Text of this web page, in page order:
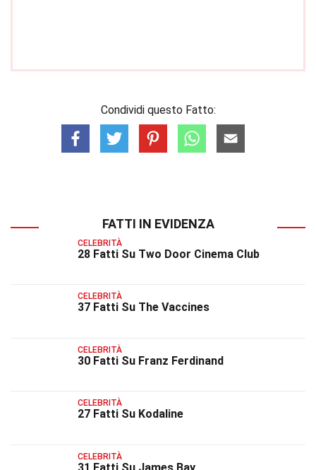
Condividi questo Fatto:
FATTI IN EVIDENZA
CELEBRITÀ
28 Fatti Su Two Door Cinema Club
CELEBRITÀ
37 Fatti Su The Vaccines
CELEBRITÀ
30 Fatti Su Franz Ferdinand
CELEBRITÀ
27 Fatti Su Kodaline
CELEBRITÀ
31 Fatti Su James Bay